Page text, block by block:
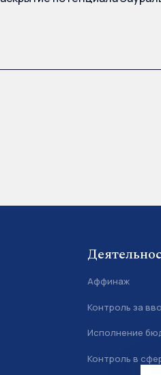
Аффинаж
Контроль за
Исполнение
Контроль в